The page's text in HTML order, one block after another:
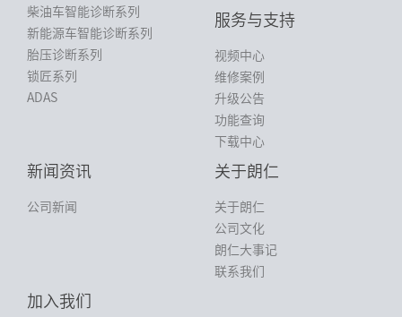
柴油车智能诊断系列
新能源车智能诊断系列
胎压诊断系列
锁匠系列
ADAS
服务与支持
视频中心
维修案例
升级公告
功能查询
下载中心
新闻资讯
公司新闻
关于朗仁
关于朗仁
公司文化
朗仁大事记
联系我们
加入我们